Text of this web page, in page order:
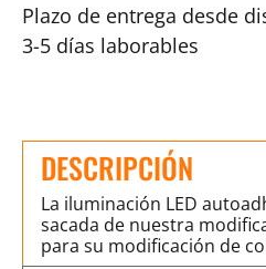
Plazo de entrega desde
3-5 días laborables
DESCRIPCIÓN
La iluminación LED
sacada de nuestra
para su modificación de